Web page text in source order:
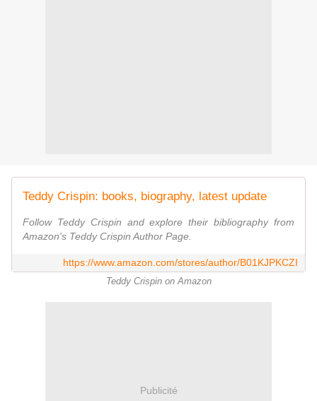
Teddy Crispin: books, biography, latest update
Follow Teddy Crispin and explore their bibliography from
Amazon's Teddy Crispin Author Page.
https://www.amazon.com/stores/author/B01KJPKCZI
Teddy Crispin on Amazon
Publicité